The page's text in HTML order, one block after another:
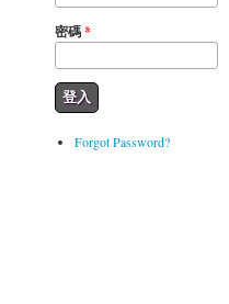
密碼*
Forgot Password?